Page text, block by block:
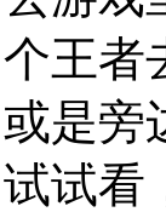
个王者
或是旁
试试看